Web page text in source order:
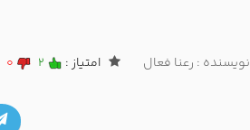
نویسنده : رعنا فعال امتیاز : 2
0